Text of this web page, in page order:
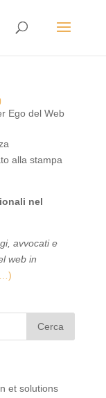
Ego del Web
alla stampa
nel
avvocati e
web in
et solutions